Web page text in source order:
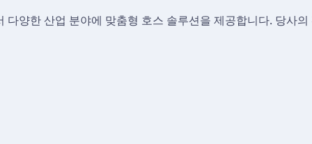
다양한 산업 분야에 맞춤형 호스 솔루션을 제공합니다. 당사의